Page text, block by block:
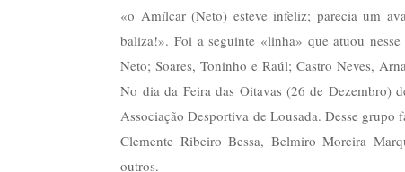
«o Amílcar (Neto) esteve infeliz; parecia um
baliza!». Foi a seguinte «linha» que atuou
Neto; Soares, Toninho e Raúl; Castro Neves,
No dia da Feira das Oitavas (26 de Dezembro)
Associação Desportiva de Lousada. Desse
Clemente Ribeiro Bessa, Belmiro Moreira
outros.